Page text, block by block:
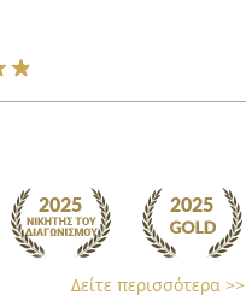
Δείτε περισσότερα >>